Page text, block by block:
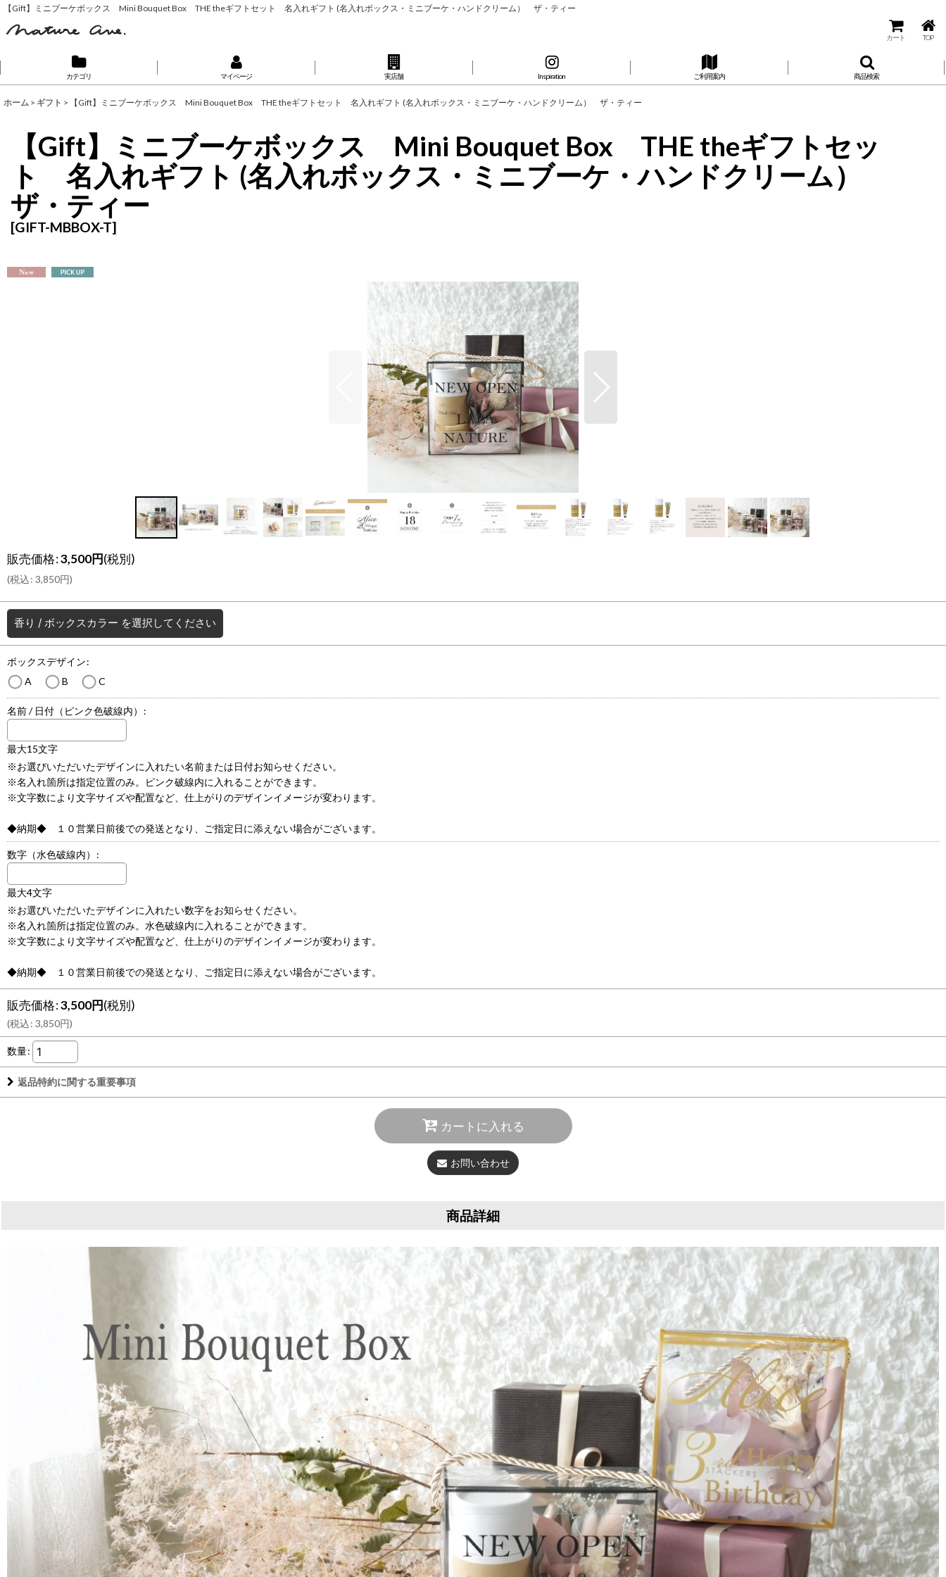
【Gift】ミニブーケボックス Mini Bouquet Box THE theギフトセット 名入れギフト (名入れボックス・ミニブーケ・ハンドクリーム） ザ・ティー
カート TOP
カテゴリ マイページ 実店舗 Inspiration ご利用案内 商品検索
ホーム > ギフト > 【Gift】ミニブーケボックス Mini Bouquet Box THE theギフトセット 名入れギフト (名入れボックス・ミニブーケ・ハンドクリーム） ザ・ティー
【Gift】ミニブーケボックス Mini Bouquet Box THE theギフトセッ
ト 名入れギフト (名入れボックス・ミニブーケ・ハンドクリーム）
ザ・ティー
[GIFT-MBBOX-T]
販売価格:3,500円(税別)
(税込: 3,850円)
香り / ボックスカラー を選択してください
ボックスデザイン:
A
B C
名前 / 日付（ピンク色破線内） :
最大15文字
※お選びいただいたデザインに入れたい名前または日付お知らせください。
※名入れ箇所は指定位置のみ。ピンク破線内に入れることができます。
※文字数により文字サイズや配置など、仕上がりのデザインイメージが変わります。
◆納期◆ １０営業日前後での発送となり、ご指定日に添えない場合がございます。
数字（水色破線内） :
最大4文字
※お選びいただいたデザインに入れたい数字をお知らせください。
※名入れ箇所は指定位置のみ。水色破線内に入れることができます。
※文字数により文字サイズや配置など、仕上がりのデザインイメージが変わります。
◆納期◆ １０営業日前後での発送となり、ご指定日に添えない場合がございます。
販売価格:3,500円(税別)
(税込: 3,850円)
数量:
返品特約に関する重要事項
カートに入れる
お問い合わせ
商品詳細